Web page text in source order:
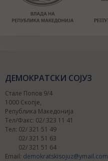
ДЕМОКРАТСКИ СОЈУЗ
Стале Попов 9/4
1000 Скопје,
Република Македонија
Тел/Факс: 02/ 323 11 41
Тел: 02/ 321 51 49
02/ 321 51 63
02/ 321 51 64
Email: demokratskisojuz@ymail.com